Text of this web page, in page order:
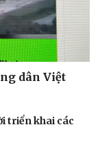
dân Việt
triển khai các